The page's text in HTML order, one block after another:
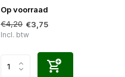
Op voorraad
€4,20 €3,75
Incl. btw